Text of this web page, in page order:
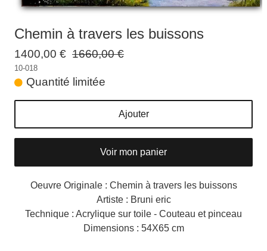
BLOG
Français
Chemin à travers les buissons
1400,00 € 1660,00 €
10-018
Quantité limitée
Ajouter
Voir mon panier
Oeuvre Originale : Chemin à travers les buissons
Artiste : Bruni eric
Technique : Acrylique sur toile - Couteau et pinceau
Dimensions : 54X65 cm